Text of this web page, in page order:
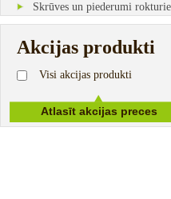
Skrūves un piederumi
Akcijas produkti
Visi akcijas produkti